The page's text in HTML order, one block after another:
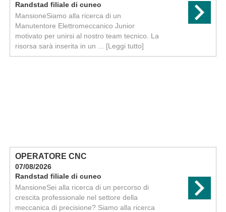
Randstad filiale di cuneo
MansioneSiamo alla ricerca di un
Manutentore Elettromeccanico Junior
motivato per unirsi al nostro team tecnico. La
risorsa sarà inserita in un ... [Leggi tutto]
OPERATORE CNC
07/08/2026
Randstad filiale di cuneo
MansioneSei alla ricerca di un percorso di
crescita professionale nel settore della
meccanica di precisione? Siamo alla ricerca